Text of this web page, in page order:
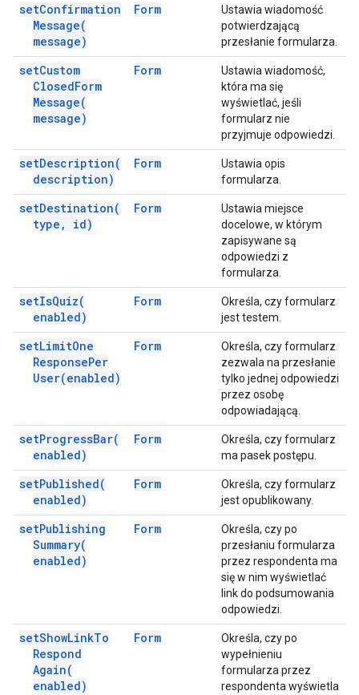
setConfirmation
Message(
message)
Form
Ustawia wiadomość
potwierdzającą
przesłanie formularza.
setCustom
ClosedForm
Message(
message)
Form
Ustawia wiadomość,
która ma się
wyświetlać, jeśli
formularz nie
przyjmuje odpowiedzi.
setDescription(
description)
Form
Ustawia opis
formularza.
setDestination(
type , id)
Form
Ustawia miejsce
docelowe, w którym
zapisywane są
odpowiedzi z
formularza.
setIsQuiz(
enabled)
Form
Określa, czy formularz
jest testem.
setLimitOne
ResponsePer
User(enabled)
Form
Określa, czy formularz
zezwala na przesłanie
tylko jednej odpowiedzi
przez osobę
odpowiadającą.
setProgressBar(
enabled)
Form
Określa, czy formularz
ma pasek postępu.
setPublished(
enabled)
Form
Określa, czy formularz
jest opublikowany.
setPublishing
Summary(
enabled)
Form
Określa, czy po
przesłaniu formularza
przez respondenta ma
się w nim wyświetlać
link do podsumowania
odpowiedzi.
setShowLinkTo
Respond
Again(
enabled)
Form
Określa, czy po
wypełnieniu
formularza przez
respondenta wyświetla